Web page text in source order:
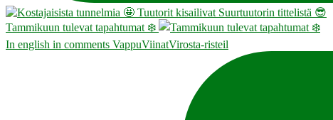
Tammikuun tulevat tapahtumat ❄️
In english in comments VappuViinatVirosta-risteil